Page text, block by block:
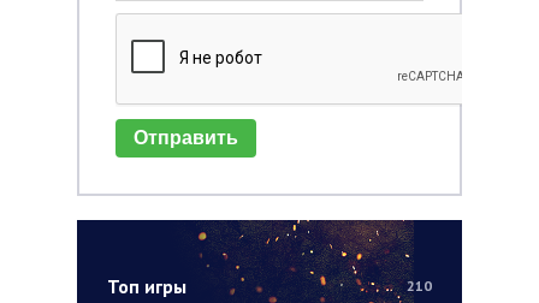
Топ игры 210
Отправить